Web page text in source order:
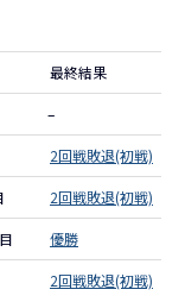
最終結果
–
2回戦敗退(初戦)
2回戦敗退(初戦)
優勝
2回戦敗退(初戦)